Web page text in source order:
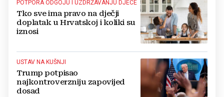
POTPORA ODGOJU I UZDRŽAVANJU DJECE
Tko sve ima pravo na dječji
doplatak u Hrvatskoj i koliki su
iznosi
USTAV NA KUŠNJI
Trump potpisao
najkontroverzniju zapovijed
dosad